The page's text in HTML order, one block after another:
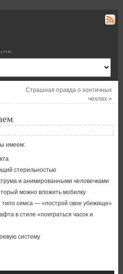
Страшная правда о зонтичных
чехлах»
имеем:
стерильностью
и анимированными человечками
можно вложить мобилку
типо симса — «построй свое убежище»
в стиле «поиграться часок и
систему